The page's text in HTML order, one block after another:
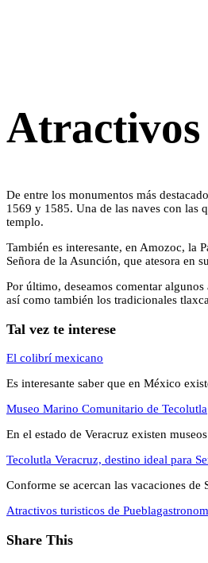
Atractivos
De entre los monumentos más
1569 y 1585. Una de las naves con las
templo.
También es interesante, en Amozoc, la
Señora de la Asunción, que atesora en
Por último, deseamos comentar
así como también los tradicionales
Tal vez te interese
El colibrí mexicano
Es interesante saber que en México
Museo Marino Comunitario de Tecolutla
En el estado de Veracruz existen
Tecolutla Veracruz, destino ideal para
Conforme se acercan las vacaciones
Atractivos turisticos de Puebla
Share This